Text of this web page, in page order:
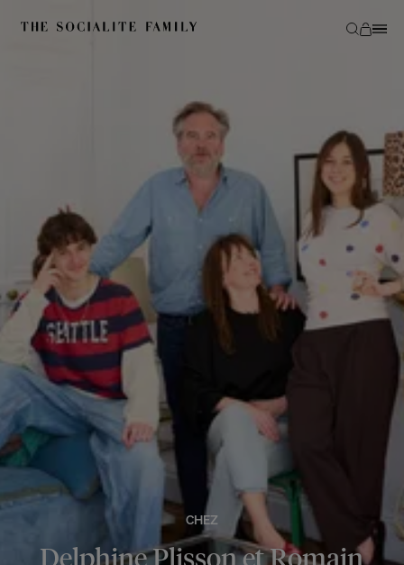
CHEZ
Delphine Plisson et Romain